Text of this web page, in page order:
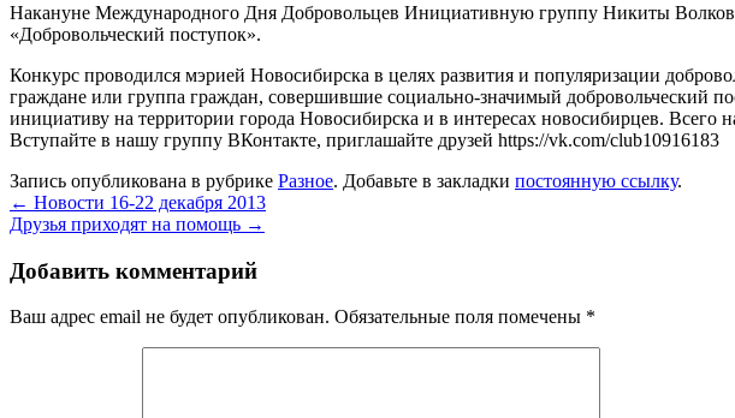
Накануне Международного Дня Добровольцев Инициативную группу Никиты
«Добровольческий поступок».
Конкурс проводился мэрией Новосибирска в целях развития и популяризации
граждане или группа граждан, совершившие социально-значимый добровольческий
инициативу на территории города Новосибирска и в интересах новосибирцев. Всего
Вступайте в нашу группу ВКонтакте, приглашайте друзей https://vk.com/club10916183
Запись опубликована в рубрике Разное. Добавьте в закладки постоянную ссылку.
← Новости 16-22 декабря 2013
Друзья приходят на помощь →
Добавить комментарий
Ваш адрес email не будет опубликован. Обязательные поля помечены *